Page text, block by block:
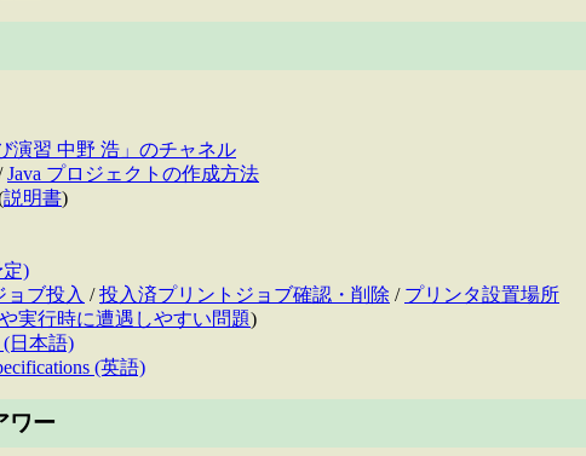
演習 中野 浩」のチャネル
Java プロジェクトの作成方法
説明書)
)
ョブ投入 /投入済プリントジョブ確認・削除 / プリンタ設置場所
実行時に遭遇しやすい問題)
(日本語)
(英語)
ワー